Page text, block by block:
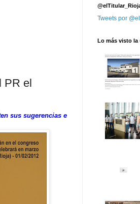
PR el
sus sugerencias e
Tweets por
Lo más visto la